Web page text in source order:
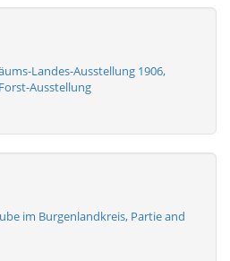
Landes-Ausstellung 1906,
Ausstellung
im Burgenlandkreis, Partie and